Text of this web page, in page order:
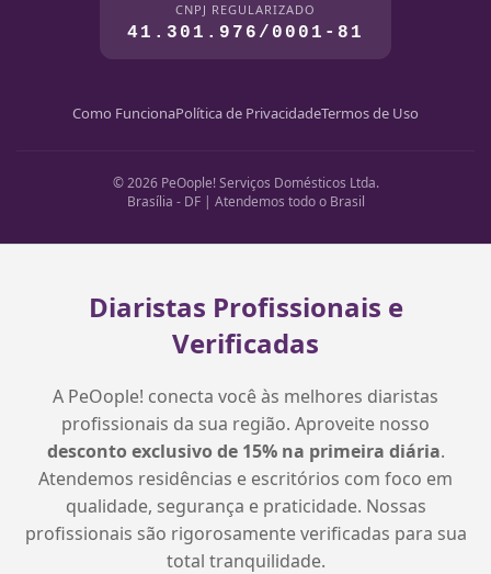
CNPJ REGULARIZADO
41.301.976/0001-81
Como FuncionaPolítica de PrivacidadeTermos de Uso
© 2026 PeOople! Serviços Domésticos Ltda.
Brasília - DF | Atendemos todo o Brasil
Diaristas Profissionais e
Verificadas
A PeOople! conecta você às melhores diaristas
profissionais da sua região. Aproveite nosso
desconto exclusivo de 15% na primeira diária.
Atendemos residências e escritórios com foco em
qualidade, segurança e praticidade. Nossas
profissionais são rigorosamente verificadas para sua
total tranquilidade.